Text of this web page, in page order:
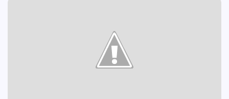
Primera onda tropical de la temporada podría generar
fuertes lluvias para fin de semana en la Península de Yucatán
Renán Barrera garantiza limpieza y fumigación de la